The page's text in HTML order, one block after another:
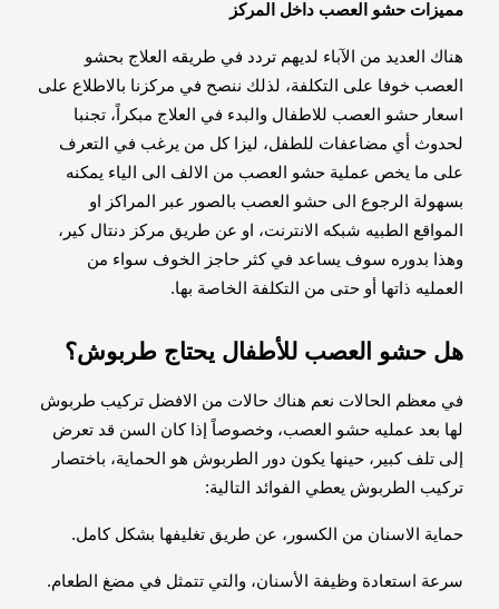
مميزات حشو العصب داخل المركز
هناك العديد من الآباء لديهم تردد في طريقه العلاج بحشو
العصب خوفا على التكلفة، لذلك ننصح في مركزنا بالاطلاع على
اسعار حشو العصب للاطفال والبدء في العلاج مبكراً، تجنبا
لحدوث أي مضاعفات للطفل، ليزا كل من يرغب في التعرف
على ما يخص عملية حشو العصب من الالف الى الياء يمكنه
بسهولة الرجوع الى حشو العصب بالصور عبر المراكز او
المواقع الطبيه شبكه الانترنت، او عن طريق مركز دنتال كير،
وهذا بدوره سوف يساعد في كثر حاجز الخوف سواء من
العمليه ذاتها أو حتى من التكلفة الخاصة بها.
هل حشو العصب للأطفال يحتاج طربوش؟
في معظم الحالات نعم هناك حالات من الافضل تركيب طربوش
لها بعد عمليه حشو العصب، وخصوصاً إذا كان السن قد تعرض
إلى تلف كبير، حينها يكون دور الطربوش هو الحماية، باختصار
تركيب الطربوش يعطي الفوائد التالية:
حماية الاسنان من الكسور، عن طريق تغليفها بشكل كامل.
سرعة استعادة وظيفة الأسنان، والتي تتمثل في مضغ الطعام.